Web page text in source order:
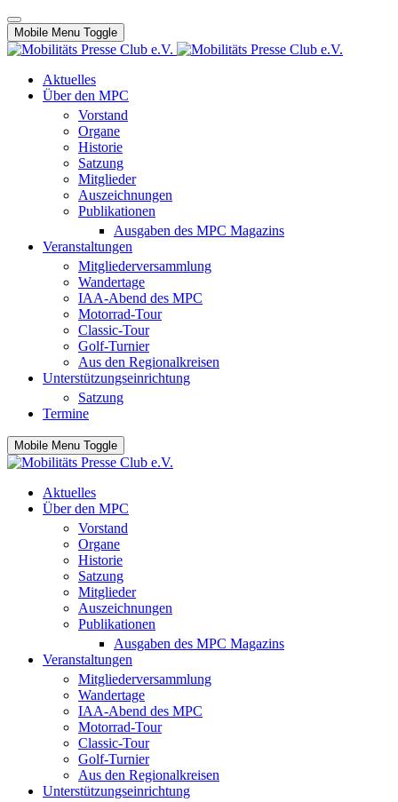
Mobile Menu Toggle
Aktuelles
Über den MPC
Vorstand
Organe
Historie
Satzung
Mitglieder
Auszeichnungen
Publikationen
Ausgaben des MPC Magazins
Veranstaltungen
Mitgliederversammlung
Wandertage
IAA-Abend des MPC
Motorrad-Tour
Classic-Tour
Golf-Turnier
Aus den Regionalkreisen
Unterstützungseinrichtung
Satzung
Termine
Mobile Menu Toggle
Aktuelles
Über den MPC
Vorstand
Organe
Historie
Satzung
Mitglieder
Auszeichnungen
Publikationen
Ausgaben des MPC Magazins
Veranstaltungen
Mitgliederversammlung
Wandertage
IAA-Abend des MPC
Motorrad-Tour
Classic-Tour
Golf-Turnier
Aus den Regionalkreisen
Unterstützungseinrichtung